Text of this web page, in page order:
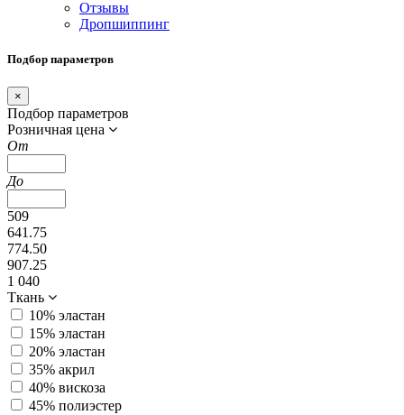
Отзывы
Дропшиппинг
Подбор параметров
×
Подбор параметров
Розничная цена
От
До
509
641.75
774.50
907.25
1 040
Ткань
10% эластан
15% эластан
20% эластан
35% акрил
40% вискоза
45% полиэстер